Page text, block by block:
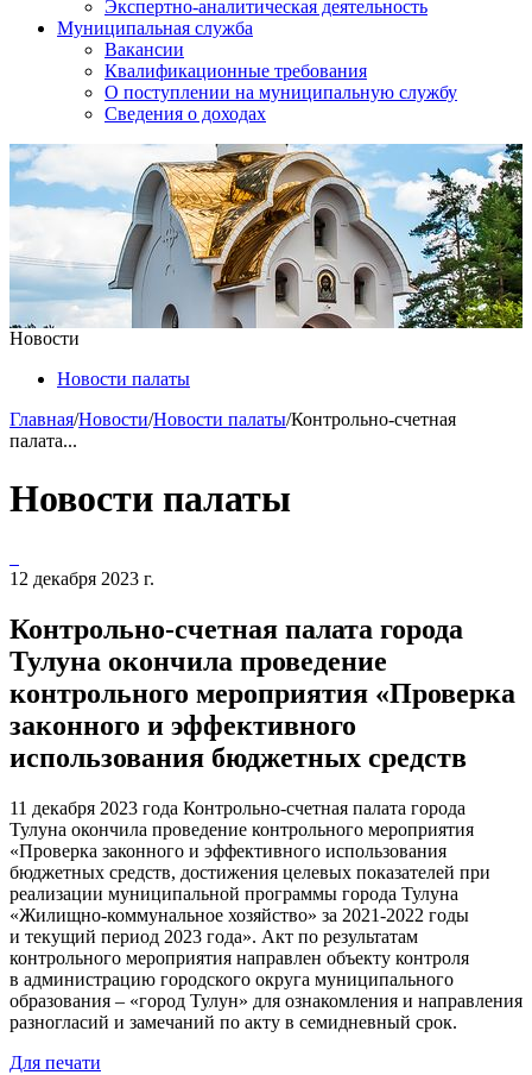
Экспертно-аналитическая деятельность
Муниципальная служба
Вакансии
Квалификационные требования
О поступлении на муниципальную службу
Сведения о доходах
Новости
Новости палаты
Главная/Новости/Новости палаты/Контрольно-счетная
палата...
Новости палаты
12 декабря 2023 г.
Контрольно-счетная палата города
Тулуна окончила проведение
контрольного мероприятия «Проверка
законного и эффективного
использования бюджетных средств
11 декабря 2023 года Контрольно-счетная палата города
Тулуна окончила проведение контрольного мероприятия
«Проверка законного и эффективного использования
бюджетных средств, достижения целевых показателей при
реализации муниципальной программы города Тулуна
«Жилищно-коммунальное хозяйство» за 2021-2022 годы
и текущий период 2023 года». Акт по результатам
контрольного мероприятия направлен объекту контроля
в администрацию городского округа муниципального
образования – «город Тулун» для ознакомления и направления
разногласий и замечаний по акту в семидневный срок.
Для печати